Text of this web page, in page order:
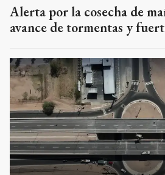
Alerta por la cosecha de
avance de tormentas y